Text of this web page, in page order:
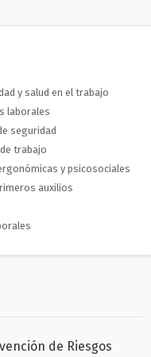
y salud en el trabajo
laborales
seguridad
trabajo
y psicosociales
auxilios
de Riesgos